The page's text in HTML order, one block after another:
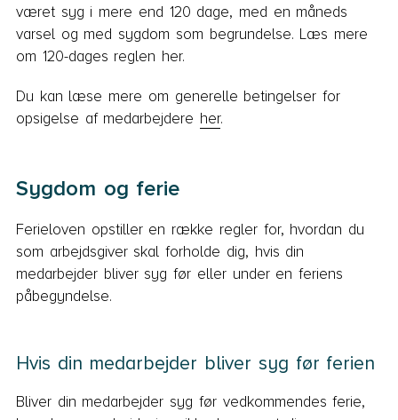
været syg i mere end 120 dage, med en måneds
varsel og med sygdom som begrundelse. Læs mere
om 120-dages reglen her.
Du kan læse mere om generelle betingelser for
opsigelse af medarbejdere her.
Sygdom og ferie
Ferieloven opstiller en række regler for, hvordan du
som arbejdsgiver skal forholde dig, hvis din
medarbejder bliver syg før eller under en feriens
påbegyndelse.
Hvis din medarbejder bliver syg før ferien
Bliver din medarbejder syg før vedkommendes ferie,